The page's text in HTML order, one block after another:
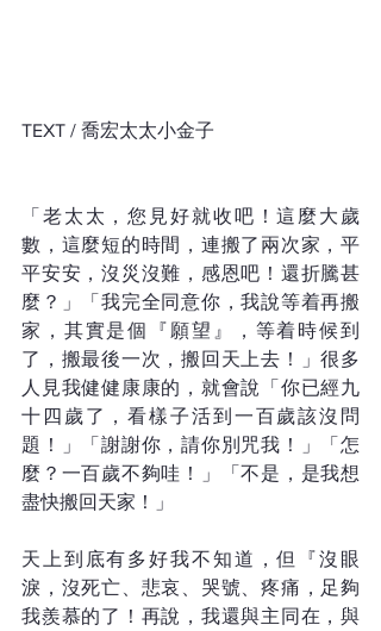
TEXT / 喬宏太太小金子
「老太太，您見好就收吧！這麼大歲
數，這麼短的時間，連搬了兩次家，平
平安安，沒災沒難，感恩吧！還折騰甚
麼？」「我完全同意你，我說等着再搬
家，其實是個『願望』，等着時候到
了，搬最後一次，搬回天上去！」很多
人見我健健康康的，就會說「你已經九
十四歲了，看樣子活到一百歲該沒問
題！」「謝謝你，請你別咒我！」「怎
麼？一百歲不夠哇！」「不是，是我想
盡快搬回天家！」
天上到底有多好我不知道，但『沒眼
淚，沒死亡、悲哀、哭號、疼痛，足夠
我羨慕的了！再說，我還與主同在，與